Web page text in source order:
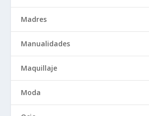
Madres
Manualidades
Maquillaje
Moda